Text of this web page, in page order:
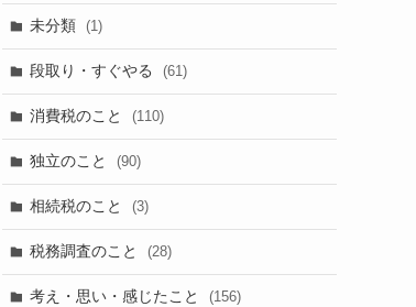
未分類 (1)
段取り・すぐやる (61)
消費税のこと (110)
独立のこと (90)
相続税のこと (3)
税務調査のこと (28)
考え・思い・感じたこと (156)